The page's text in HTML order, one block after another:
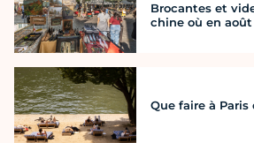
Brocantes et
chine où en août
Que faire à Paris